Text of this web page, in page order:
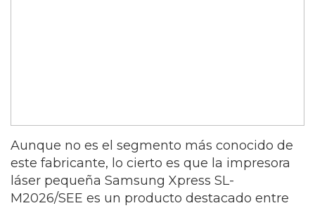
Aunque no es el segmento más conocido de
este fabricante, lo cierto es que la impresora
láser pequeña Samsung Xpress SL-
M2026/SEE es un producto destacado entre